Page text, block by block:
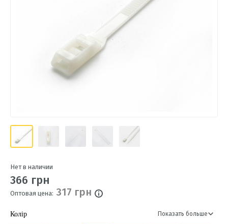
Нет в наличии
366 грн
Оптовая цена: 317 грн
Колір Показать больше